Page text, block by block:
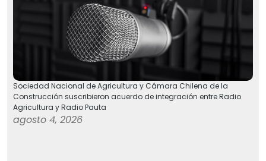
Sociedad Nacional de Agricultura y Cámara Chilena de la
Construcción suscribieron acuerdo de integración entre Radio
Agricultura y Radio Pauta
agosto 4, 2026